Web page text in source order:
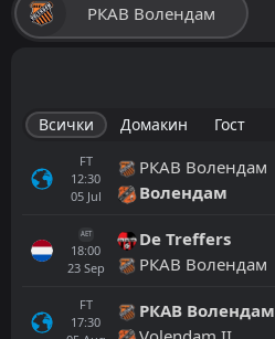
РКАВ Волендам
Всички Домакин Гост
FT
12:30
05 Jul
РКАВ Волендам
Волендам
AET
18:00
23 Sep
De Treffers
РКАВ Волендам
FT
17:30
РКАВ Волендам